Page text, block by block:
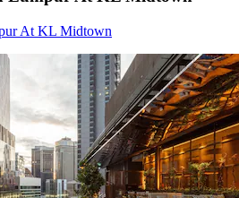
At KL Midtown